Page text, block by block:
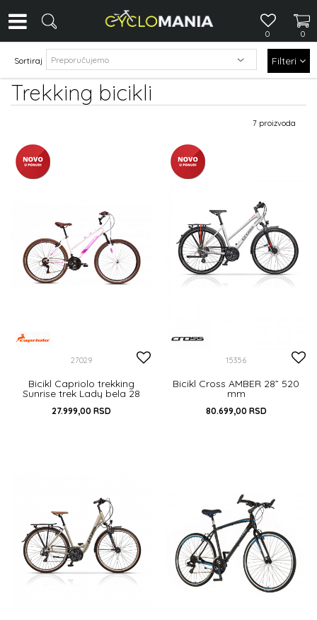
0
0
Trekking bicikli
Sortiraj Filteri
7 proizvoda
27029
Bicikl Capriolo trekking
Sunrise trek Lady bela 28
27.999,00 RSD
15356
Bicikl Cross AMBER 28” 520
mm
80.699,00 RSD